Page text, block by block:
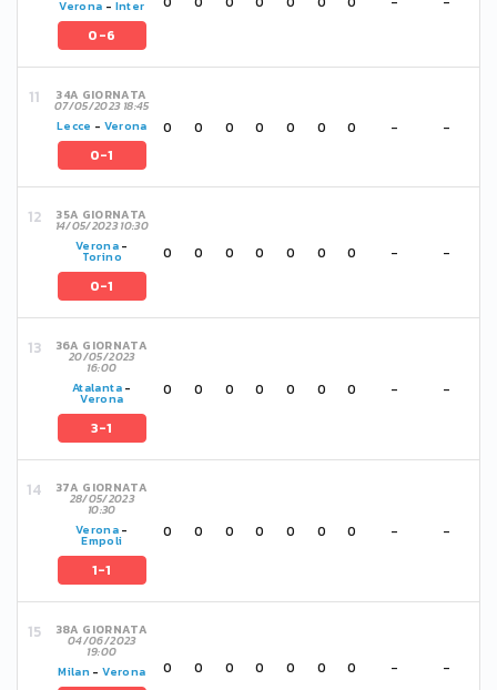
Verona - Inter
0-6
34A GIORNATA
07/05/2023 18:45
Lecce - Verona
0-1
0 0 0 0 0 0 0 - -
35A GIORNATA
14/05/2023 10:30
Verona -
Torino
0-1
0 0 0 0 0 0 0 - -
36A GIORNATA
20/05/2023
16:00
Atalanta-
Verona
3-1
0 0 0 0 0 0 0 - -
37A GIORNATA
28/05/2023
10:30
Verona -
Empoli
1-1
0 0 0 0 0 0 0 - -
38A GIORNATA
04/06/2023
19:00
Milan -Verona 0 0 0 0 0 0 0 - -